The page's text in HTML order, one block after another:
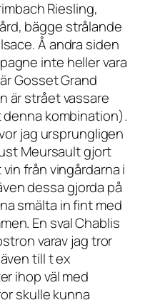
Riesling,
bägge strålande
Å andra siden
inte heller vara
Gosset Grand
är strået vassare
kombination).
jag ursprungligen
Meursault gjort
från vingårdarna i
dessa gjorda på
smälta in fint med
En sval Chablis
varav jag tror
till t ex
ihop väl med
skulle kunna